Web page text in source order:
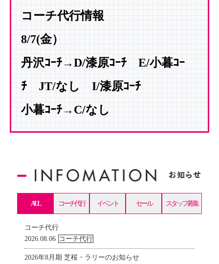
コーチ代行情報
8/7(金）
丹沢ｺｰﾁ→D/漆原ｺｰﾁ E/小暮ｺｰ
ﾁ JT/なし I/漆原ｺｰﾁ
小暮ｺｰﾁ→C/なし
ALL
コーチ代行
2026.08.06 コーチ代行
2026年8月期 芝桜・ラリーのお知らせ
コーチ代行 イベント セール スタッフ募集